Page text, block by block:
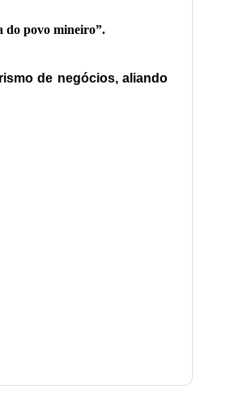
do povo mineiro”.
de negócios, aliando